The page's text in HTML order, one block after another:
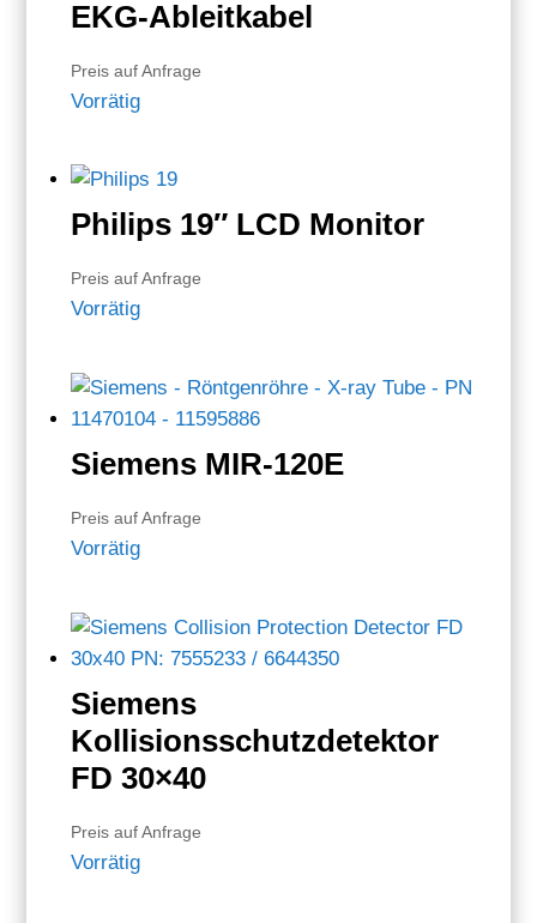
EKG-Ableitkabel
Preis auf Anfrage
Vorrätig
Philips 19″ LCD Monitor
Preis auf Anfrage
Vorrätig
Siemens MIR-120E
Preis auf Anfrage
Vorrätig
Siemens
Kollisionsschutzdetektor
FD 30×40
Preis auf Anfrage
Vorrätig